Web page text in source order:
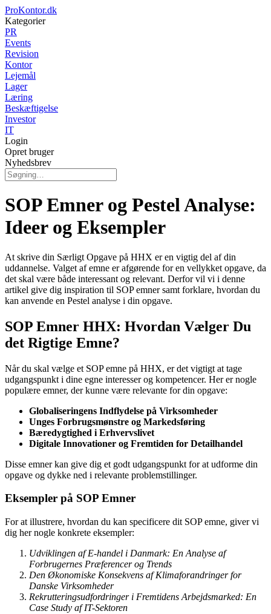
ProKontor.dk
Kategorier
PR
Events
Revision
Kontor
Lejemål
Lager
Læring
Beskæftigelse
Investor
IT
Login
Opret bruger
Nyhedsbrev
SOP Emner og Pestel Analyse:
Ideer og Eksempler
At skrive din Særligt Opgave på HHX er en vigtig del af din
uddannelse. Valget af emne er afgørende for en vellykket opgave, da
det skal være både interessant og relevant. Derfor vil vi i denne
artikel give dig inspiration til SOP emner samt forklare, hvordan du
kan anvende en Pestel analyse i din opgave.
SOP Emner HHX: Hvordan Vælger Du
det Rigtige Emne?
Når du skal vælge et SOP emne på HHX, er det vigtigt at tage
udgangspunkt i dine egne interesser og kompetencer. Her er nogle
populære emner, der kunne være relevante for din opgave:
Globaliseringens Indflydelse på Virksomheder
Unges Forbrugsmønstre og Markedsføring
Bæredygtighed i Erhvervslivet
Digitale Innovationer og Fremtiden for Detailhandel
Disse emner kan give dig et godt udgangspunkt for at udforme din
opgave og dykke ned i relevante problemstillinger.
Eksempler på SOP Emner
For at illustrere, hvordan du kan specificere dit SOP emne, giver vi
dig her nogle konkrete eksempler:
Udviklingen af E-handel i Danmark: En Analyse af
Forbrugernes Præferencer og Trends
Den Økonomiske Konsekvens af Klimaforandringer for
Danske Virksomheder
Rekrutteringsudfordringer i Fremtidens Arbejdsmarked: En
Case Study af IT-Sektoren